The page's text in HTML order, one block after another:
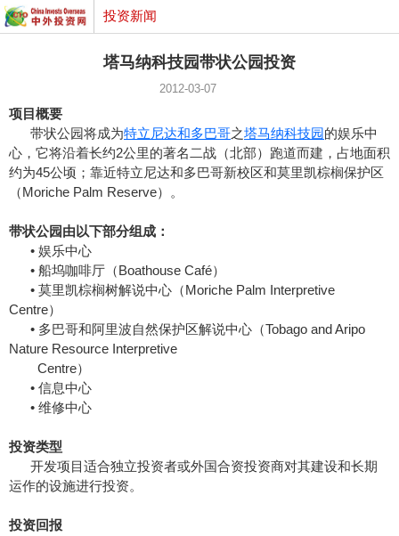
投资新闻
塔马纳科技园带状公园投资
2012-03-07
项目概要
带状公园将成为特立尼达和多巴哥之塔马纳科技园的娱乐中
心，它将沿着长约2公里的著名二战（北部）跑道而建，占地面积
约为45公顷；靠近特立尼达和多巴哥新校区和莫里凯棕榈保护区
（Moriche Palm Reserve）。
带状公园由以下部分组成：
• 娱乐中心
• 船坞咖啡厅（Boathouse Café）
• 莫里凯棕榈树解说中心（Moriche Palm Interpretive
Centre）
• 多巴哥和阿里波自然保护区解说中心（Tobago and Aripo
Nature Resource Interpretive
Centre）
• 信息中心
• 维修中心
投资类型
开发项目适合独立投资者或外国合资投资商对其建设和长期
运作的设施进行投资。
投资回报